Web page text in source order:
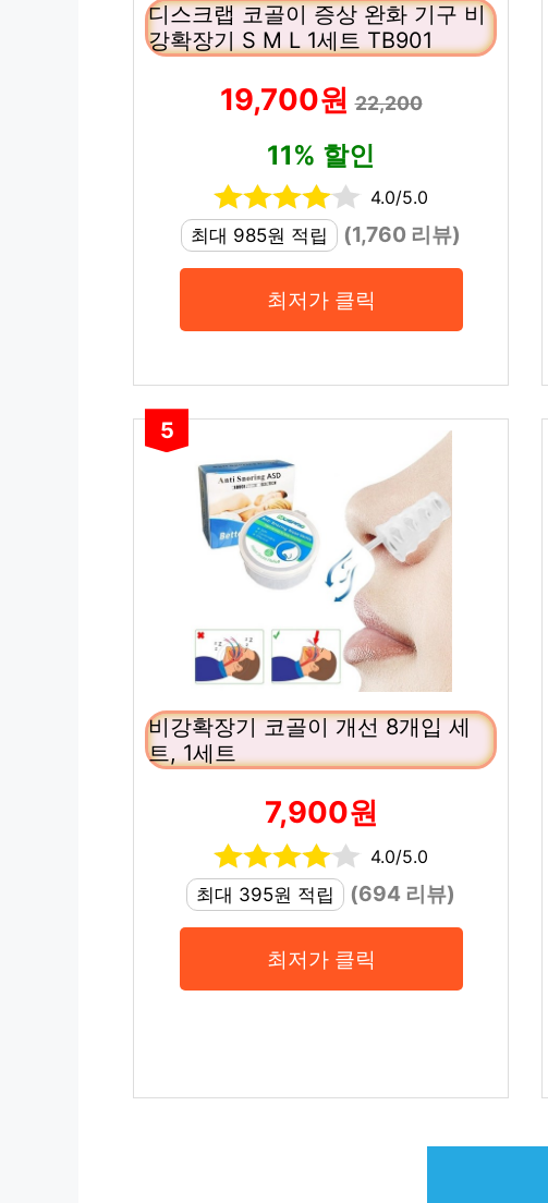
디스크랩 코골이 증상 완화 기구 비
강확장기 S M L 1세트 TB901
19,700원22,200
11% 할인
4.0/5.0
최대 985원 적립
(1,760 리뷰)
최저가 클릭
5
비강확장기 코골이 개선 8개입 세
트, 1세트
7,900원
4.0/5.0
최대 395원 적립
(694 리뷰)
최저가 클릭